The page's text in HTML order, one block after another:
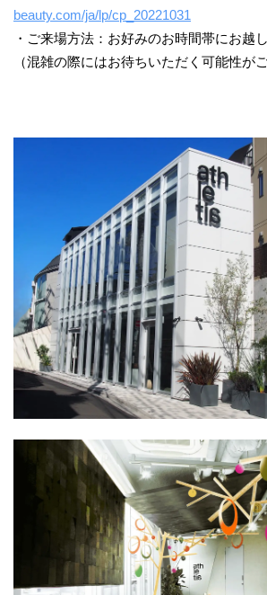
beauty.com/ja/lp/cp_20221031
・ご来場方法：お好みのお時間帯にお越
（混雑の際にはお待ちいただく可能性が